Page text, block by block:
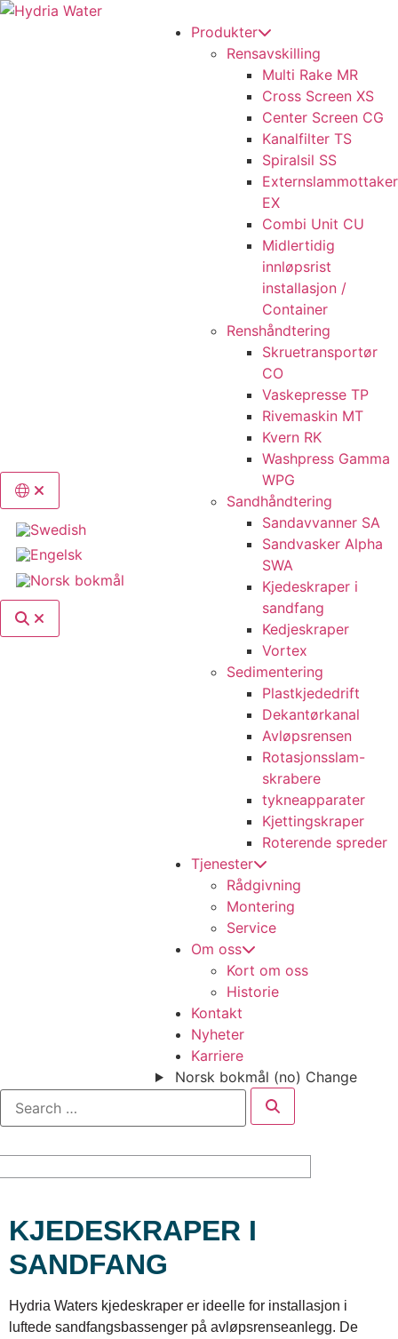
Switch language, current language: Norsk bokmål
Search
Produkter
Rensavskilling
Multi Rake MR
Cross Screen XS
Center Screen CG
Kanalfilter TS
Spiralsil SS
Externslammottaker
EX
Combi Unit CU
Midlertidig
innløpsrist
installasjon /
Container
Renshåndtering
Skruetransportør
CO
Vaskepresse TP
Rivemaskin MT
Kvern RK
Washpress Gamma
WPG
Sandhåndtering
Sandavvanner SA
Sandvasker Alpha
SWA
Kjedeskraper i
sandfang
Kedjeskraper
Vortex
Sedimentering
Plastkjededrift
Dekantørkanal
Avløpsrensen
Rotasjonsslam-
skrabere
tykneapparater
Kjettingskraper
Roterende spreder
Tjenester
Rådgivning
Montering
Service
Om oss
Kort om oss
Historie
Kontakt
Nyheter
Karriere
Norsk bokmål (no) Change
KJEDESKRAPER I
SANDFANG
Hydria Waters kjedeskraper er ideelle for installasjon i
luftede sandfangsbassenger på avløpsrenseanlegg. De